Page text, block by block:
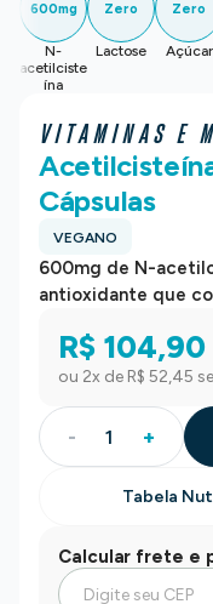
600mg
N-
acetilciste
ína
Zero
Lactose
Zero
Açúcar
VITAMINAS E
Cápsulas
VEGANO
600mg de N-
antioxidante que
R$ 104,90
ou 2x de R$ 52,45
- +
Tabela
Calcular frete e